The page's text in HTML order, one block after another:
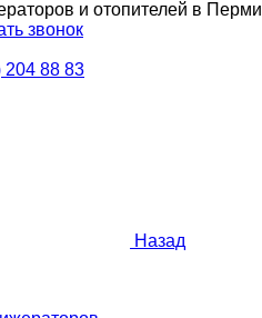
и отопителей в Перми
звонок
204 88 83
Назад